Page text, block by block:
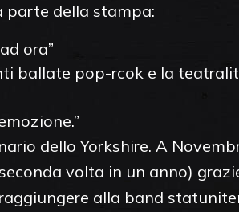
parte della stampa:
ora”
ballate pop-rcok e la
dello Yorkshire. A
volta in un anno)
alla band